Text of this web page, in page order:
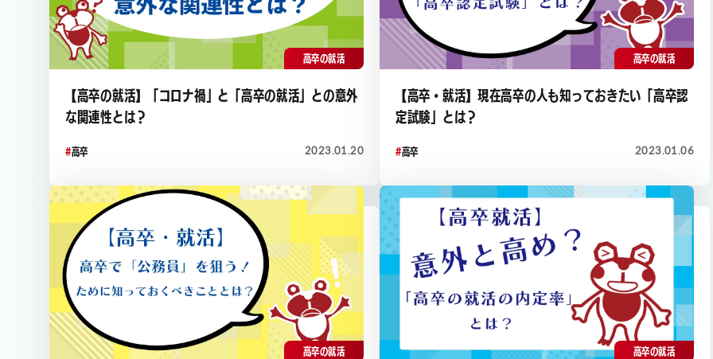
高卒の就活
【高卒の就活】「コロナ禍」と「高卒の就活」との意外
な関連性とは？
高卒 2023.01.20
高卒の就活
【高卒・就活】現在高卒の人も知っておきたい「高卒認
定試験」とは？
高卒 2023.01.06
高卒の就活 高卒の就活